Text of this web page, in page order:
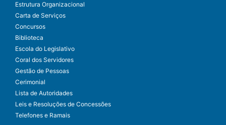
Estrutura Organizacional
Carta de Serviços
Concursos
Biblioteca
Escola do Legislativo
Coral dos Servidores
Gestão de Pessoas
Cerimonial
Lista de Autoridades
Leis e Resoluções de Concessões
Telefones e Ramais